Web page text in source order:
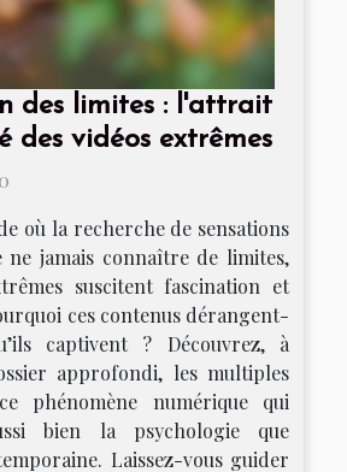
des limites : l'attrait
des vidéos extrêmes
où la recherche de sensations
ne jamais connaître de limites,
suscitent fascination et
ces contenus dérangent-
captivent ? Découvrez, à
approfondi, les multiples
phénomène numérique qui
bien la psychologie que
Laissez-vous guider